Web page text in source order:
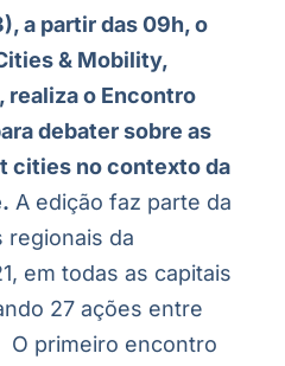
a partir das 09h, o
& Mobility,
realiza o Encontro
debater sobre as
cities no contexto da
A edição faz parte da
regionais da
em todas as capitais
27 ações entre
primeiro encontro